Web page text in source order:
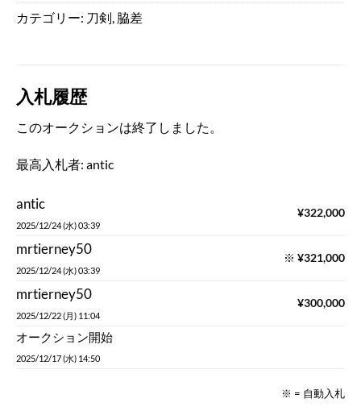
カテゴリー: 刀剣, 脇差
入札履歴
このオークションは終了しました。
最高入札者: antic
antic
2025/12/24 (水) 03:39
¥322,000
mrtierney50
2025/12/24 (水) 03:39
※ ¥321,000
mrtierney50
2025/12/22 (月) 11:04
¥300,000
オークション開始
2025/12/17 (水) 14:50
※ = 自動入札